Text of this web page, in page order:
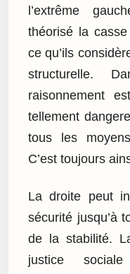
l’extrême
théorisé la
ce qu’ils
structurelle.
raisonnement
tellement
tous les
C’est toujours
La droite peut
sécurité jusqu’à
de la stabilité.
justice